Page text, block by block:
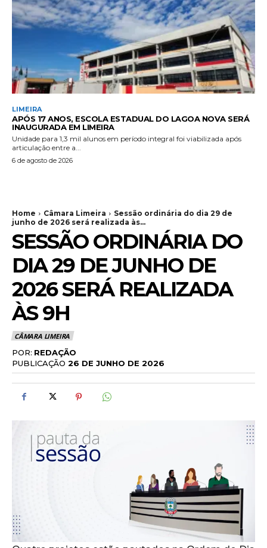
LIMEIRA
APÓS 17 ANOS, ESCOLA ESTADUAL DO LAGOA NOVA SERÁ
INAUGURADA EM LIMEIRA
Unidade para 1,3 mil alunos em período integral foi viabilizada após
articulação entre a...
6 de agosto de 2026